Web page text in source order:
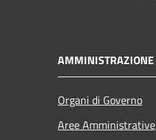
AMMINISTRAZIONE
Organi di Governo
Aree Amministrative